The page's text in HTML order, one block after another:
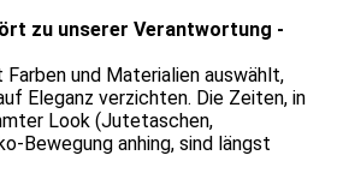
zu unserer Verantwortung -
und Materialien auswählt,
Eleganz verzichten. Die Zeiten, in
Look (Jutetaschen,
Bewegung anhing, sind längst